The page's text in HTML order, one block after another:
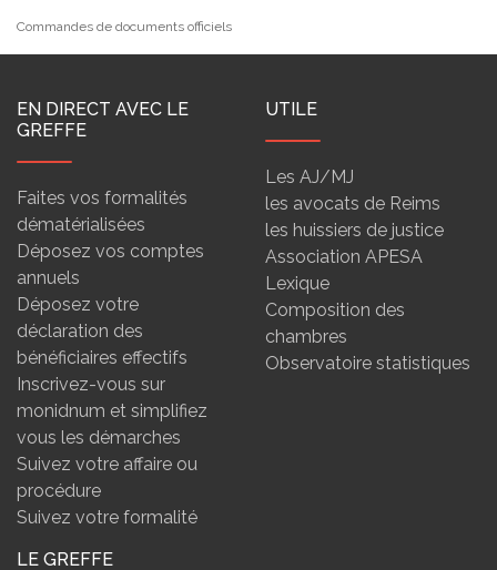
Commandes de documents officiels
EN DIRECT AVEC LE
GREFFE
Faites vos formalités
dématérialisées
Déposez vos comptes
annuels
Déposez votre
déclaration des
bénéficiaires effectifs
Inscrivez-vous sur
monidnum et simplifiez
vous les démarches
Suivez votre affaire ou
procédure
Suivez votre formalité
UTILE
Les AJ/MJ
les avocats de Reims
les huissiers de justice
Association APESA
Lexique
Composition des
chambres
Observatoire statistiques
LE GREFFE